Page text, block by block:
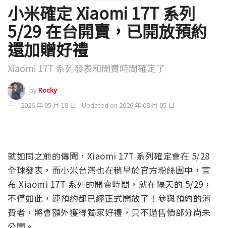
小米確定 Xiaomi 17T 系列
5/29 在台開賣，已開放預約
還加贈好禮
Xiaomi 17T 系列發表和開賣時間確定了
byRocky
2026 年 05 月 18 日 - Updated on 2026 年 08 月 05 日
就如同之前的傳聞，Xiaomi 17T 系列確定會在 5/28
全球發表，而小米台灣也在稍早於官方粉絲團中，宣
布 Xiaomi 17T 系列的開賣時間，就在隔天的 5/29，
不僅如此，連預約都已經正式開放了！參與預約的消
費者，將會額外獲得獨家好禮，只不過售價部分尚未